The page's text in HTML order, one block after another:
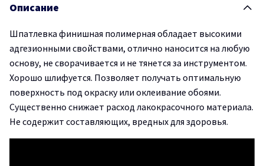
Описание
Шпатлевка финишная полимерная обладает высокими
адгезионными свойствами, отлично наносится на любую
основу, не сворачивается и не тянется за инструментом.
Хорошо шлифуется. Позволяет получать оптимальную
поверхность под окраску или оклеивание обоями.
Существенно снижает расход лакокрасочного материала.
Не содержит составляющих, вредных для здоровья.